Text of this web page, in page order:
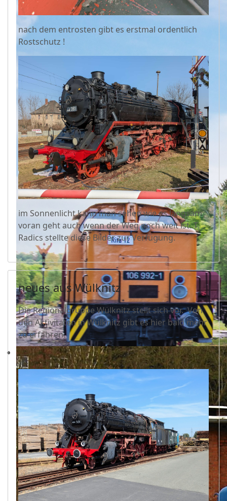
nach dem entrosten gibt es erstmal ordentlich
Rostschutz !
im Sonnenlicht kann man sehen wie es langsam
voran geht auch wenn der Weg noch weit ist. T.
Radics stellte diese Bilder zur Verfügung.
neues aus Wülknitz
Die Regionalgruppe Wülknitz stellt sich vor. Von
den Aktivitäten in Wülknitz gibt es hier bald mehr
zu erfahren.